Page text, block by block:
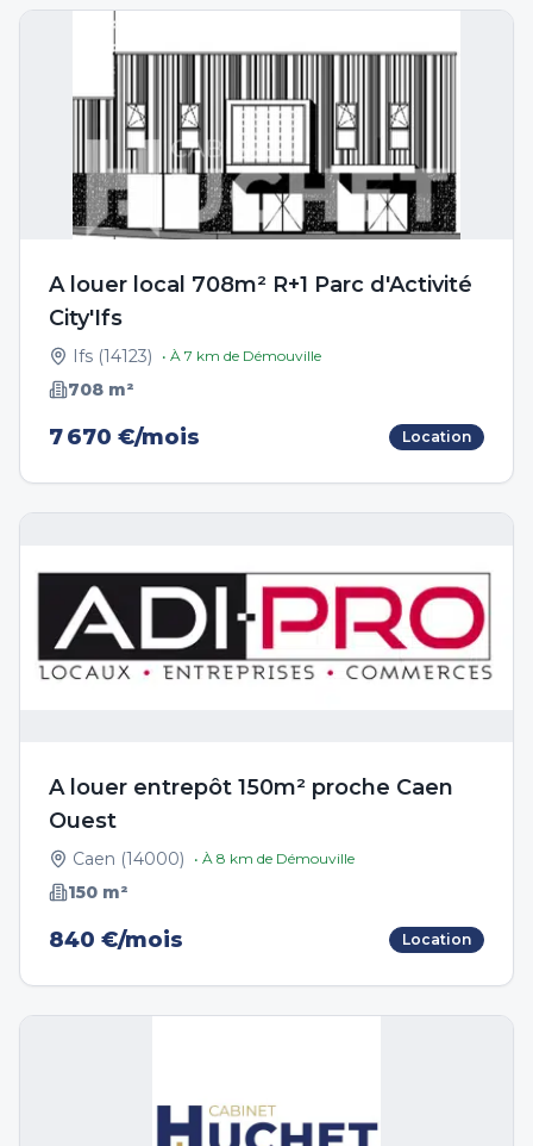
A louer local 708m² R+1 Parc d'Activité
City'Ifs
Ifs (14123) • À 7 km de Démouville
708 m²
7 670 €/mois Location
A louer entrepôt 150m² proche Caen
Ouest
Caen (14000) • À 8 km de Démouville
150 m²
840 €/mois Location